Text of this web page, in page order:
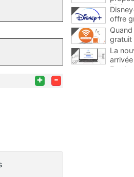
+ -
Vision
offre
gratuit
La